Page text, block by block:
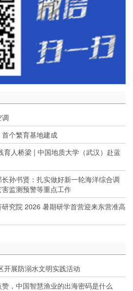
个繁育基地建成
育人桥梁 | 中国地质大学（武汉）赴蓝
孙书贤：扎实做好新一轮海洋综合调
监测预警等重点工作
究院 2026 暑期研学首营迎来东营准高
开展防溺水文明实践活动
，中国智慧渔业的出海密码是什么